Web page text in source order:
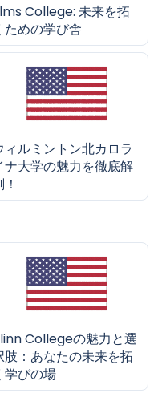
College: 未来を拓
ための学び舎
ィルミントン北カロラ
ナ大学の魅力を徹底解
Collegeの魅力と選
肢：あなたの未来を拓
学びの場